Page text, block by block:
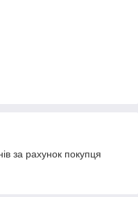
за рахунок покупця